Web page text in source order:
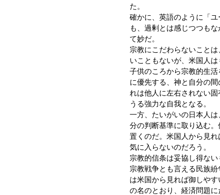
た。
確かに、英語のように「
も、過剰とは感じつつも
て妙だ。
宗教にこだわらないこと
いこともないが、米国人
子供のころから宗教的生
に優先する、神と自分の
れは他人に左右されない
うる強力な自我となる。
一方、たいがいの日本人
分の判断基準に取り込む
置くのだ。米国人から見
気に入らないのだろう。
宗教的信条は妥協し得な
宗教戦争とも言える民族
は米国から見れば御しや
の名のとおり、経済問題